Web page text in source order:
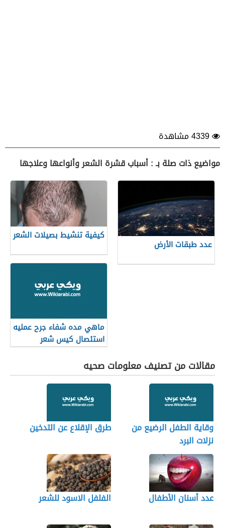
مواضيع ذات صلة بـ : أسباب قشرة الشعر وأنواعها وعلاجها
عدد طبقات الأرض
كيفية تنشيط بصيلات الشعر
ماهي مده شفاء جرح عمليه
استئصال كيس شعر
مقالات من تصنيف معلومات صحيه
وقاية الطفل الرضيع من
نزلات البرد
طرق الإقلاع عن التدخين
عدد أسنان الأطفال الفلفل الاسود للشعر